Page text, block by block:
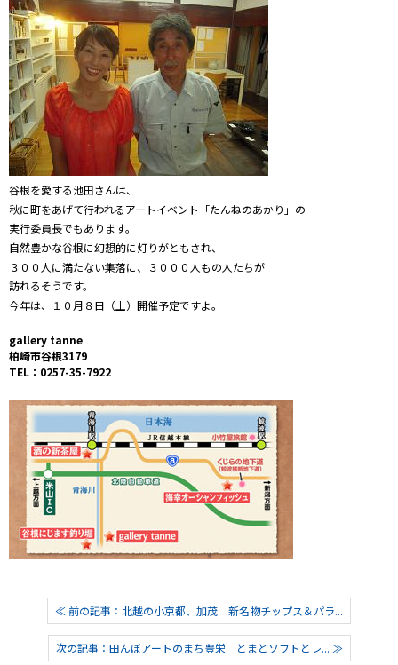
谷根を愛する池田さんは、
秋に町をあげて行われるアートイベント「たんねのあかり」の
実行委員長でもあります。
自然豊かな谷根に幻想的に灯りがともされ、
３００人に満たない集落に、３０００人もの人たちが
訪れるそうです。
今年は、１０月８日（土）開催予定ですよ。
gallery tanne
柏崎市谷根3179
TEL：0257-35-7922
≪ 前の記事：北越の小京都、加茂 新名物チップス＆パラ...
次の記事：田んぼアートのまち豊栄 とまとソフトとレ... ≫